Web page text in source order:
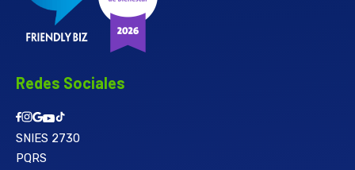
Redes Sociales
SNIES 2730
PQRS